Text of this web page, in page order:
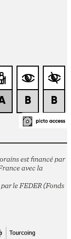
est financé par
avec la
le FEDER (Fonds